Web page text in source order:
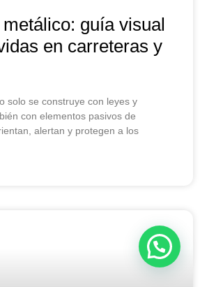
guía visual
en carreteras y
solo se construye con leyes y
con elementos pasivos de
alertan y protegen a los